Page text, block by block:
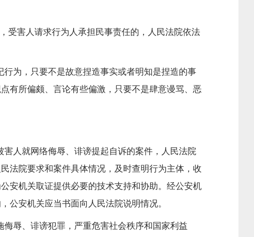
害人请求行为人承担民事责任的，人民法院依法
为，只要不是故意捏造事实或者明知是捏造的事
有所偏颇、言论有些偏激，只要不是肆意谩骂、恶
人就网络侮辱、诽谤提起自诉的案件，人民法院
法院要求和案件具体情况，及时查明行为主体，收
安机关取证提供必要的技术支持和协助。经公安机
公安机关应当书面向人民法院说明情况。
辱、诽谤犯罪，严重危害社会秩序和国家利益